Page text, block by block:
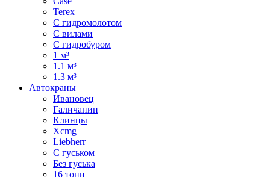
Terex
С гидромолотом
С вилами
С гидробуром
1 м³
1.1 м³
1.3 м³
Автокраны
Ивановец
Галичанин
Клинцы
Xcmg
Liebherr
С гуськом
Без гуська
16 тонн